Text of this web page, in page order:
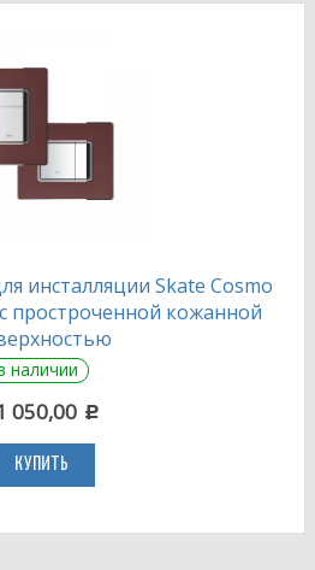
инсталляции Skate Cosmo
простроченной кожанной
наличии
050,00 c
КУПИТЬ